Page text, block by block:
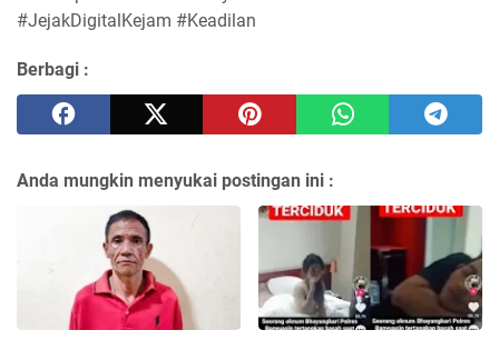
#JejakDigitalKejam #Keadilan
Berbagi :
Anda mungkin menyukai postingan ini :